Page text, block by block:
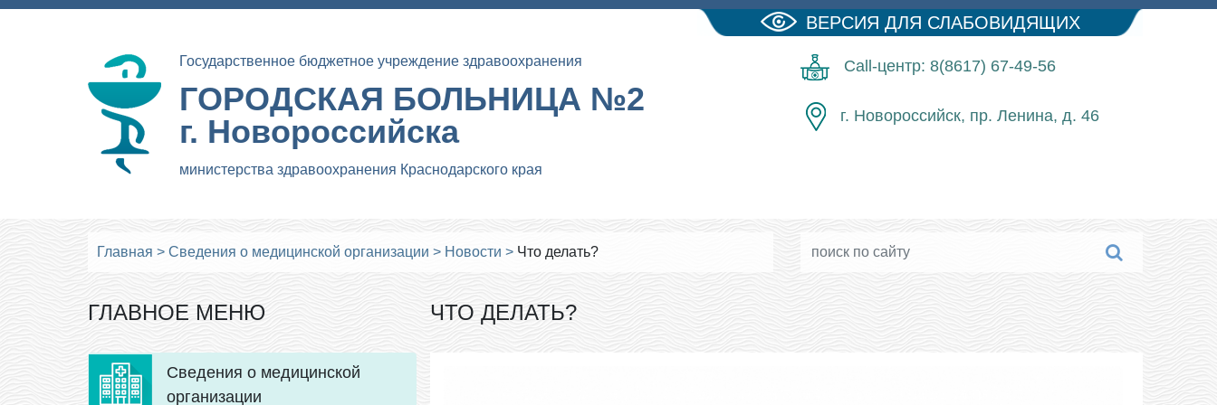
ВЕРСИЯ ДЛЯ СЛАБОВИДЯЩИХ
Государственное бюджетное учреждение здравоохранения
ГОРОДСКАЯ БОЛЬНИЦА №2
г. Новороссийска
министерства здравоохранения Краснодарского края
Call-центр: 8(8617) 67-49-56
г. Новороссийск, пр. Ленина, д. 46
Главная > Сведения о медицинской организации > Новости > Что делать?
ГЛАВНОЕ МЕНЮ
Сведения о медицинской
организации
ЧТО ДЕЛАТЬ?